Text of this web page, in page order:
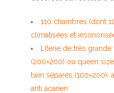
110 chambres (dont
climatisées et
Literie de très grande
(200×200) ou queen
twin séparés (100×200),
anti acarien